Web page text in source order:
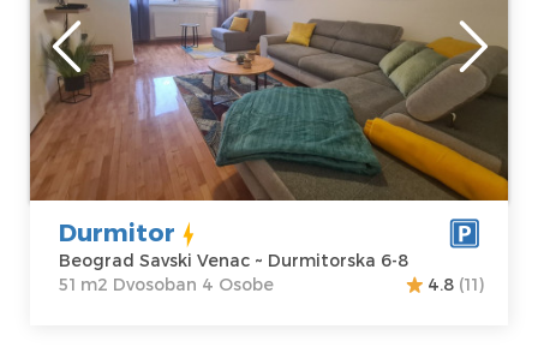
Beograd
Lokacija:
Beograd Savski
Venac
Adresa:
Durmitorska 6-8
Cena
60 €
Gosti:4
Kvadratura :51
m2
Struktura :
Dvosoban
Durmitor
Beograd Savski Venac ~ Durmitorska 6-8
51 m2 Dvosoban 4 Osobe
4.8 (11)